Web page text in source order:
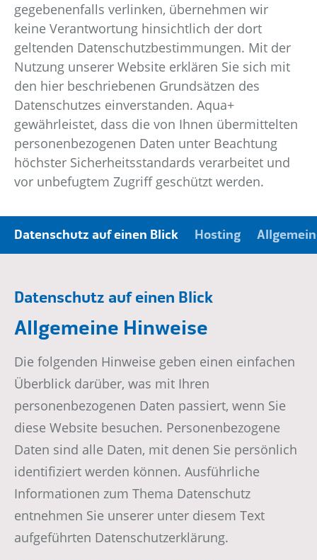
gegebenenfalls verlinken, übernehmen wir
keine Verantwortung hinsichtlich der dort
geltenden Datenschutzbestimmungen. Mit der
Nutzung unserer Website erklären Sie sich mit
den hier beschriebenen Grundsätzen des
Datenschutzes einverstanden. Aqua+
gewährleistet, dass die von Ihnen übermittelten
personenbezogenen Daten unter Beachtung
höchster Sicherheitsstandards verarbeitet und
vor unbefugtem Zugriff geschützt werden.
Datenschutz auf einen Blick Hosting
Datenschutz auf einen Blick
Allgemeine Hinweise
Die folgenden Hinweise geben einen einfachen
Überblick darüber, was mit Ihren
personenbezogenen Daten passiert, wenn Sie
diese Website besuchen. Personenbezogene
Daten sind alle Daten, mit denen Sie persönlich
identifiziert werden können. Ausführliche
Informationen zum Thema Datenschutz
entnehmen Sie unserer unter diesem Text
aufgeführten Datenschutzerklärung.